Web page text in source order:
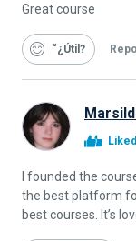
Great course
“¿Útil
Liked
I founded the
the best platform
best courses. It’s